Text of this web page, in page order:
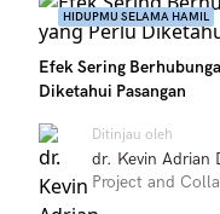
HIDUPMU SELAMA HAMIL
Efek Sering
Diketahui Pasangan
Ditinjau oleh
dr. Kevin Adrian
Project and